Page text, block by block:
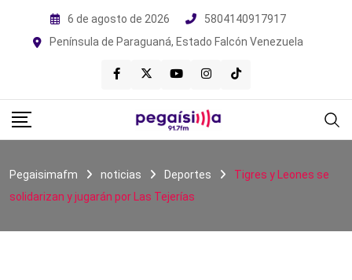
6 de agosto de 2026
5804140917917
Península de Paraguaná, Estado Falcón Venezuela
Pegaisimafm noticias Deportes
Tigres y Leones se
solidarizan y jugarán por Las Tejerías